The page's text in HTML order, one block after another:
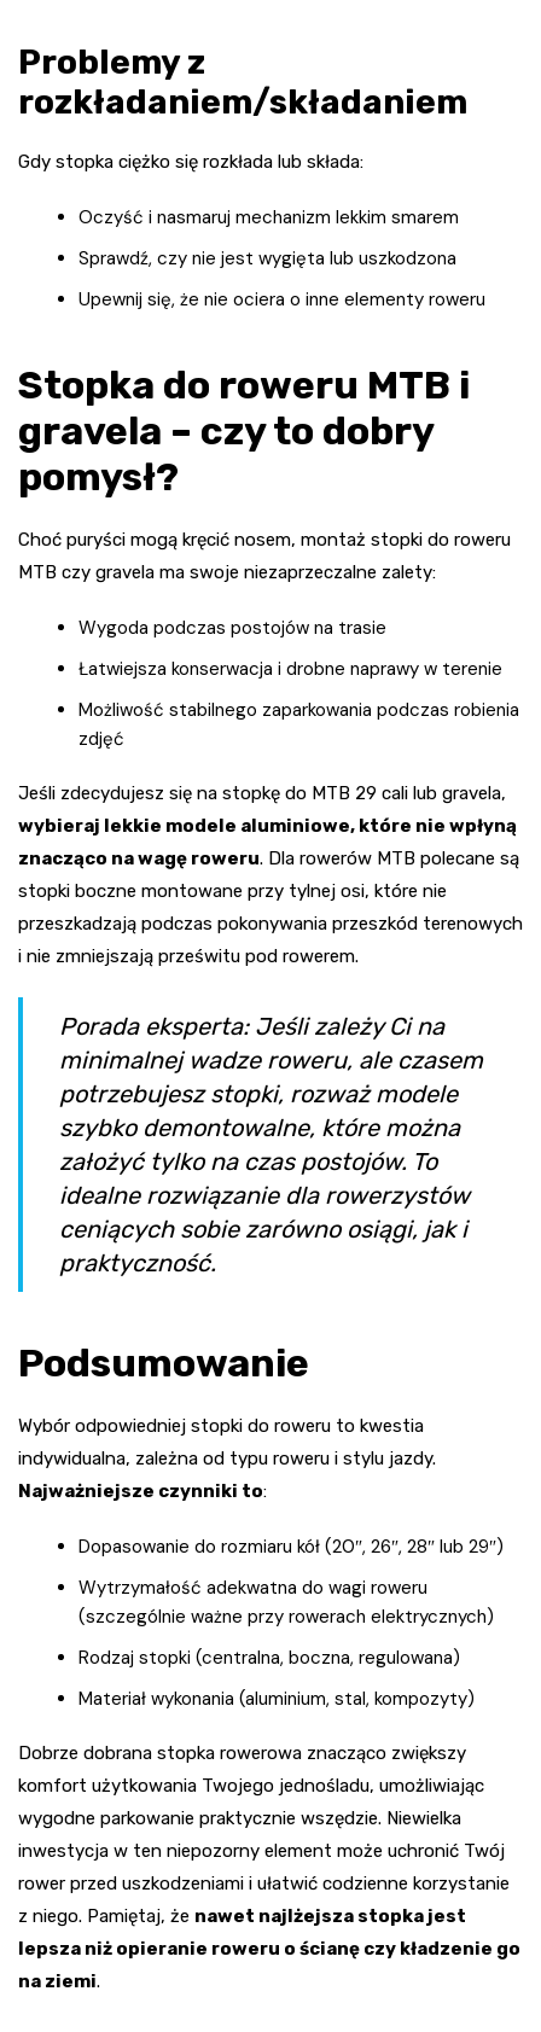
Problemy z
rozkładaniem/składaniem
Gdy stopka ciężko się rozkłada lub składa:
Oczyść i nasmaruj mechanizm lekkim smarem
Sprawdź, czy nie jest wygięta lub uszkodzona
Upewnij się, że nie ociera o inne elementy roweru
Stopka do roweru MTB i
gravela – czy to dobry
pomysł?
Choć puryści mogą kręcić nosem, montaż stopki do roweru
MTB czy gravela ma swoje niezaprzeczalne zalety:
Wygoda podczas postojów na trasie
Łatwiejsza konserwacja i drobne naprawy w terenie
Możliwość stabilnego zaparkowania podczas robienia
zdjęć
Jeśli zdecydujesz się na stopkę do MTB 29 cali lub gravela,
wybieraj lekkie modele aluminiowe, które nie wpłyną
znacząco na wagę roweru. Dla rowerów MTB polecane są
stopki boczne montowane przy tylnej osi, które nie
przeszkadzają podczas pokonywania przeszkód terenowych
i nie zmniejszają prześwitu pod rowerem.
Porada eksperta: Jeśli zależy Ci na
minimalnej wadze roweru, ale czasem
potrzebujesz stopki, rozważ modele
szybko demontowalne, które można
założyć tylko na czas postojów. To
idealne rozwiązanie dla rowerzystów
ceniących sobie zarówno osiągi, jak i
praktyczność.
Podsumowanie
Wybór odpowiedniej stopki do roweru to kwestia
indywidualna, zależna od typu roweru i stylu jazdy.
Najważniejsze czynniki to:
Dopasowanie do rozmiaru kół (20″, 26″, 28″ lub 29″)
Wytrzymałość adekwatna do wagi roweru
(szczególnie ważne przy rowerach elektrycznych)
Rodzaj stopki (centralna, boczna, regulowana)
Materiał wykonania (aluminium, stal, kompozyty)
Dobrze dobrana stopka rowerowa znacząco zwiększy
komfort użytkowania Twojego jednośladu, umożliwiając
wygodne parkowanie praktycznie wszędzie. Niewielka
inwestycja w ten niepozorny element może uchronić Twój
rower przed uszkodzeniami i ułatwić codzienne korzystanie
z niego. Pamiętaj, że nawet najlżejsza stopka jest
lepsza niż opieranie roweru o ścianę czy kładzenie go
na ziemi.